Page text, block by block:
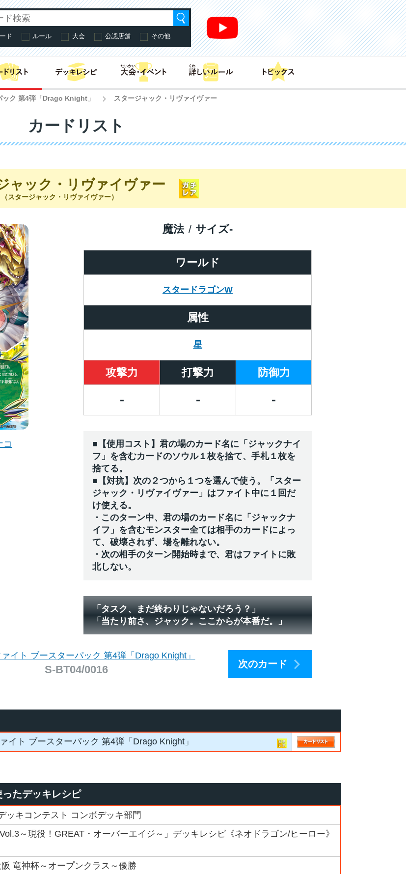
ド ルール 大会 公認店舗 その他
はじめての方へ・あそび方商品情報 カードリスト
ク 第4弾「Drago Knight」 スタージャック・リヴァイヴァー
カードリスト
ャック・リヴァイヴァー
（スタージャック・リヴァイヴァー）
コ
ワールド
スタードラゴンW
魔法 サイズ-
属性
星
攻撃力 打撃力 防御力
- - -
■【使用コスト】君の場のカード名に「ジャックナイ
フ」を含むカードのソウル１枚を捨て、手札１枚を
捨てる。
■【対抗】次の２つから１つを選んで使う。「スター
ジャック・リヴァイヴァー」はファイト中に１回だ
け使える。
・このターン中、君の場のカード名に「ジャックナ
イフ」を含むモンスター全ては相手のカードによっ
て、破壊されず、場を離れない。
・次の相手のターン開始時まで、君はファイトに敗
北しない。
「タスク、まだ終わりじゃないだろう？」
「当たり前さ、ジャック。ここからが本番だ。」
イト ブースターパック 第4弾「Drago Knight」
S-BT04/0016 次のカード
イト ブースターパック 第4弾「Drago Knight」
ったデッキレシピ
ッキコンテスト コンボデッキ部門
～現役！GREAT・オーバーエイジ～」デッキレシピ《ネオドラゴン/ヒーロー》
竜神杯～オープンクラス～優勝